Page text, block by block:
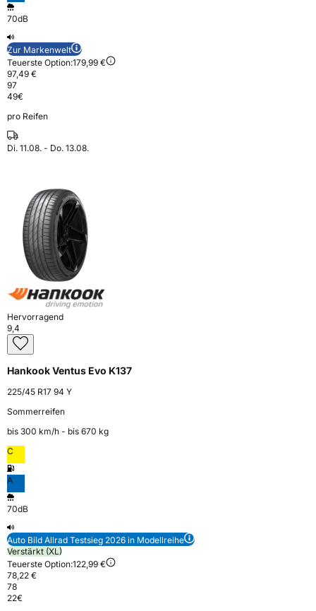
70dB
Zur Markenwelt
Teuerste Option:179,99 €
97,49 €
97
49€
pro Reifen
Di. 11.08. - Do. 13.08.
Hervorragend
9,4
Hankook Ventus Evo K137
225/45 R17 94 Y
Sommerreifen
bis 300 km⁠/⁠h - bis 670 kg
C
A
70dB
Auto Bild Allrad Testsieg 2026 in Modellreihe
Verstärkt (XL)
Teuerste Option:122,99 €
78,22 €
78
22€